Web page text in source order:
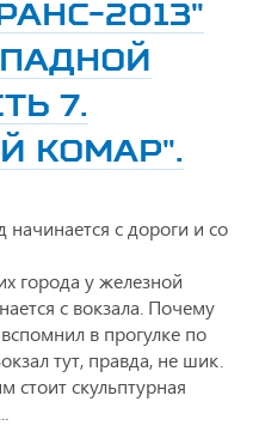
2013"
7.
КОМАР".
с дороги и со
города у железной
с вокзала. Почему
в прогулке по
тут, правда, не шик.
стоит скульптурная